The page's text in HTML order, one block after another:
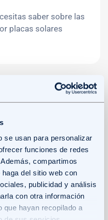
se usan para personalizar
funciones de redes
compartimos
del sitio web con
publicidad y análisis
con otra información
que hayan recopilado a
saber sobre las
placas solares
para
energética en la